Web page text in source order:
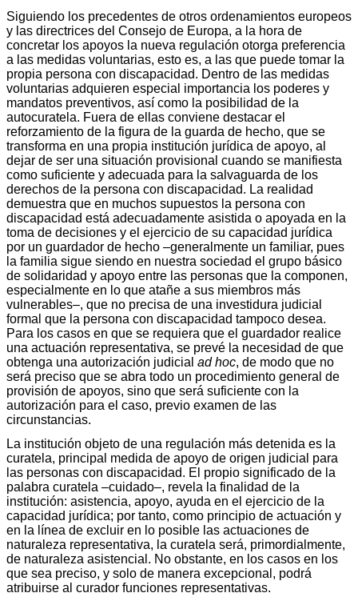
Siguiendo los precedentes de otros ordenamientos europeos
y las directrices del Consejo de Europa, a la hora de
concretar los apoyos la nueva regulación otorga preferencia
a las medidas voluntarias, esto es, a las que puede tomar la
propia persona con discapacidad. Dentro de las medidas
voluntarias adquieren especial importancia los poderes y
mandatos preventivos, así como la posibilidad de la
autocuratela. Fuera de ellas conviene destacar el
reforzamiento de la figura de la guarda de hecho, que se
transforma en una propia institución jurídica de apoyo, al
dejar de ser una situación provisional cuando se manifiesta
como suficiente y adecuada para la salvaguarda de los
derechos de la persona con discapacidad. La realidad
demuestra que en muchos supuestos la persona con
discapacidad está adecuadamente asistida o apoyada en la
toma de decisiones y el ejercicio de su capacidad jurídica
por un guardador de hecho –generalmente un familiar, pues
la familia sigue siendo en nuestra sociedad el grupo básico
de solidaridad y apoyo entre las personas que la componen,
especialmente en lo que atañe a sus miembros más
vulnerables–, que no precisa de una investidura judicial
formal que la persona con discapacidad tampoco desea.
Para los casos en que se requiera que el guardador realice
una actuación representativa, se prevé la necesidad de que
obtenga una autorización judicial ad hoc, de modo que no
será preciso que se abra todo un procedimiento general de
provisión de apoyos, sino que será suficiente con la
autorización para el caso, previo examen de las
circunstancias.
La institución objeto de una regulación más detenida es la
curatela, principal medida de apoyo de origen judicial para
las personas con discapacidad. El propio significado de la
palabra curatela –cuidado–, revela la finalidad de la
institución: asistencia, apoyo, ayuda en el ejercicio de la
capacidad jurídica; por tanto, como principio de actuación y
en la línea de excluir en lo posible las actuaciones de
naturaleza representativa, la curatela será, primordialmente,
de naturaleza asistencial. No obstante, en los casos en los
que sea preciso, y solo de manera excepcional, podrá
atribuirse al curador funciones representativas.